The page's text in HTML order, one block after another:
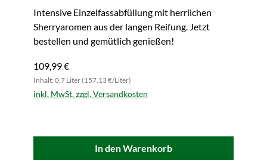
Intensive Einzelfassabfüllung mit herrlichen
Sherryaromen aus der langen Reifung. Jetzt
bestellen und gemütlich genießen!
109,99 €
Inhalt: 0.7 Liter (157,13 €/Liter)
inkl. MwSt. zzgl. Versandkosten
In den Warenkorb